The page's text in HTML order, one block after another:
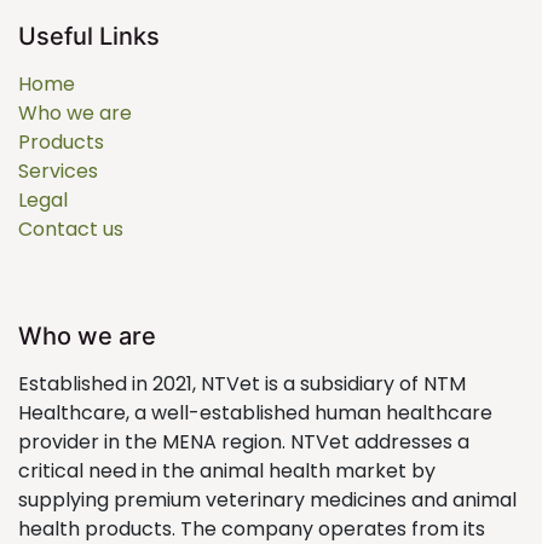
Useful Links
Home
Who we are
Products
Services
Legal
Contact us
Who we are
Established in 2021, NTVet is a subsidiary of NTM
Healthcare, a well-established human healthcare
provider in the MENA region. NTVet addresses a
critical need in the animal health market by
supplying premium veterinary medicines and animal
health products. The company operates from its